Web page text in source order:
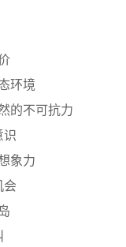
环境
的不可抗力
识
象力
会